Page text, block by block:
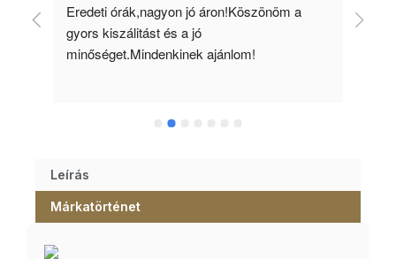
Eredeti órák,nagyon jó áron!Köszönöm a
gyors kiszálitást és a jó
minőséget.Mindenkinek ajánlom!
Leírás
Márkatörténet